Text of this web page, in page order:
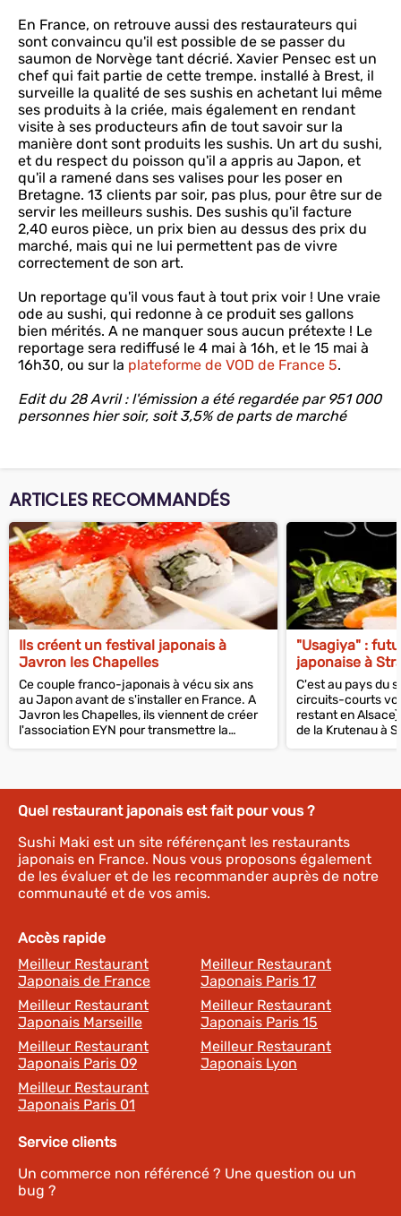
En France, on retrouve aussi des restaurateurs qui
sont convaincu qu'il est possible de se passer du
saumon de Norvège tant décrié. Xavier Pensec est un
chef qui fait partie de cette trempe. installé à Brest, il
surveille la qualité de ses sushis en achetant lui même
ses produits à la criée, mais également en rendant
visite à ses producteurs afin de tout savoir sur la
manière dont sont produits les sushis. Un art du sushi,
et du respect du poisson qu'il a appris au Japon, et
qu'il a ramené dans ses valises pour les poser en
Bretagne. 13 clients par soir, pas plus, pour être sur de
servir les meilleurs sushis. Des sushis qu'il facture
2,40 euros pièce, un prix bien au dessus des prix du
marché, mais qui ne lui permettent pas de vivre
correctement de son art.
Un reportage qu'il vous faut à tout prix voir ! Une vraie
ode au sushi, qui redonne à ce produit ses gallons
bien mérités. A ne manquer sous aucun prétexte ! Le
reportage sera rediffusé le 4 mai à 16h, et le 15 mai à
16h30, ou sur la plateforme de VOD de France 5.
Edit du 28 Avril : l'émission a été regardée par 951 000
personnes hier soir, soit 3,5% de parts de marché
ARTICLES RECOMMANDÉS
Ils créent un festival japonais à
Javron les Chapelles
Ce couple franco-japonais à vécu six ans
au Japon avant de s'installer en France. A
Javron les Chapelles, ils viennent de créer
l'association EYN pour transmettre la
culture japonaise en Mayenne.
"Usagiya" :
japonaise à
C'est au pays du
circuits-courts
restant en
de la Krutenau à
Caspar ouvrira
Quel restaurant japonais est fait pour vous ?
Sushi Maki est un site référençant les restaurants
japonais en France. Nous vous proposons également
de les évaluer et de les recommander auprès de notre
communauté et de vos amis.
Accès rapide
Meilleur Restaurant
Japonais de France
Meilleur Restaurant
Japonais Paris 17
Meilleur Restaurant
Japonais Marseille
Meilleur Restaurant
Japonais Paris 15
Meilleur Restaurant
Japonais Paris 09
Meilleur Restaurant
Japonais Lyon
Meilleur Restaurant
Japonais Paris 01
Service clients
Un commerce non référencé ? Une question ou un
bug ?